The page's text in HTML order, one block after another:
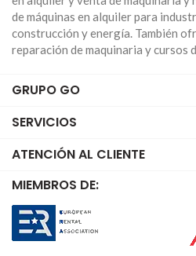
de máquinas en alquiler para
construcción y energía. También
reparación de maquinaria y cursos
GRUPO GO
SERVICIOS
ATENCIÓN AL CLIENTE
MIEMBROS DE: